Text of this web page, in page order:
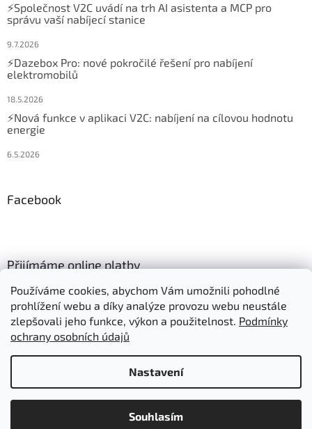
Používáme cookies, abychom Vám umožnili pohodlné
prohlížení webu a díky analýze provozu webu neustále
zlepšovali jeho funkce, výkon a použitelnost. Podmínky
ochrany osobních údajů
Nastavení
Souhlasím
Položky označené "Skladem" expedujeme:
- objednáno do 10:00 ve stejný den
⚡Společnost V2C uvádí na trh AI asistenta a MCP pro
správu vaší nabíjecí stanice
9.7.2026
⚡Dazebox Pro: nové pokročilé řešení pro nabíjení
elektromobilů
18.5.2026
⚡Nová funkce v aplikaci V2C: nabíjení na cílovou hodnotu
energie
6.5.2026
Facebook
Přijímáme online platby
Upravit nastavení cookies